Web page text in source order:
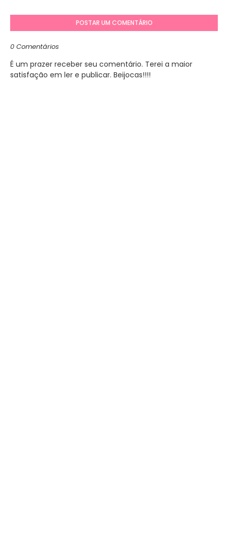
POSTAR UM COMENTÁRIO
0 Comentários
É um prazer receber seu comentário. Terei a maior
satisfação em ler e publicar. Beijocas!!!!